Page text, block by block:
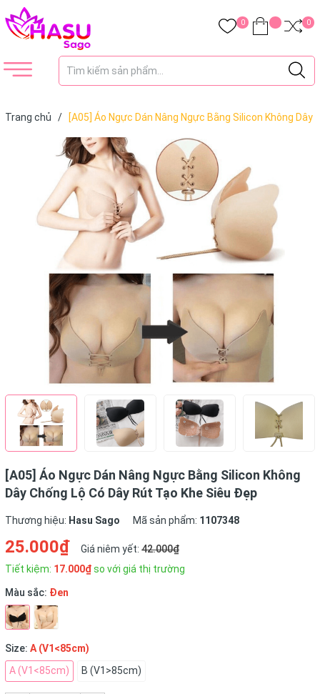
0 0
Trang chủ /
[A05] Áo Ngực Dán Nâng Ngực Bằng Silicon Không Dây
[A05] Áo Ngực Dán Nâng Ngực Bằng Silicon Không
Dây Chống Lộ Có Dây Rút Tạo Khe Siêu Đẹp
Thương hiệu: Hasu Sago Mã sản phẩm: 1107348
25.000₫ Giá niêm yết: 42.000₫
Tiết kiệm: 17.000₫so với giá thị trường
Màu sắc: Đen
Size: A (V1<85cm)
A (V1<85cm)
B (V1>85cm)